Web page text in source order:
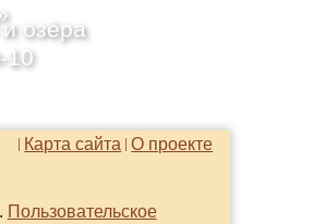
озёра
10
О проекте
Карта сайта
Пользовательское